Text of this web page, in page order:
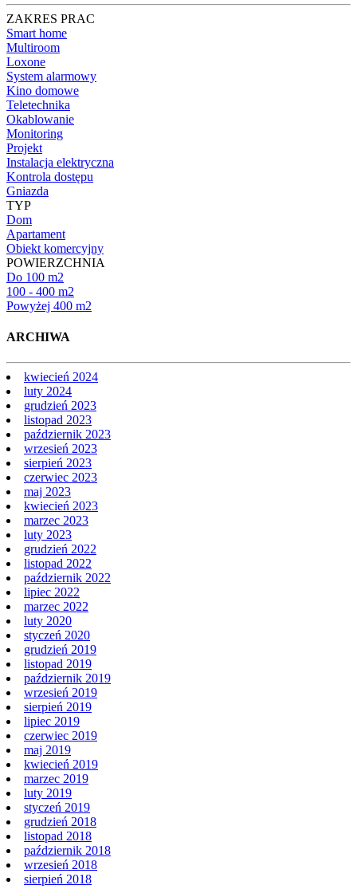
ZAKRES PRAC
Smart home
Multiroom
Loxone
System alarmowy
Kino domowe
Teletechnika
Okablowanie
Monitoring
Projekt
Instalacja elektryczna
Kontrola dostępu
Gniazda
TYP
Dom
Apartament
Obiekt komercyjny
POWIERZCHNIA
Do 100 m2
100 - 400 m2
Powyżej 400 m2
ARCHIWA
kwiecień 2024
luty 2024
grudzień 2023
listopad 2023
październik 2023
wrzesień 2023
sierpień 2023
czerwiec 2023
maj 2023
kwiecień 2023
marzec 2023
luty 2023
grudzień 2022
listopad 2022
październik 2022
lipiec 2022
marzec 2022
luty 2020
styczeń 2020
grudzień 2019
listopad 2019
październik 2019
wrzesień 2019
sierpień 2019
lipiec 2019
czerwiec 2019
maj 2019
kwiecień 2019
marzec 2019
luty 2019
styczeń 2019
grudzień 2018
listopad 2018
październik 2018
wrzesień 2018
sierpień 2018